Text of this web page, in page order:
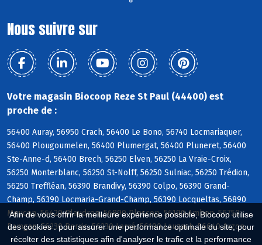
Afin de vous offrir la meilleure expérience possible, Biocoop utilise
des cookies : pour assurer une performance optimale du site, pour
récolter des statistiques afin d'analyser le trafic et la performance
°
Nous suivre sur
Votre magasin Biocoop Reze St Paul (44400) est
proche de :
56400 Auray, 56950 Crach, 56400 Le Bono, 56740 Locmariaquer,
56400 Plougoumelen, 56400 Plumergat, 56400 Pluneret, 56400
Ste-Anne-d, 56400 Brech, 56250 Elven, 56250 La Vraie-Croix,
56250 Monterblanc, 56250 St-Nolff, 56250 Sulniac, 56250 Trédion,
56250 Treffléan, 56390 Brandivy, 56390 Colpo, 56390 Grand-
Champ, 56390 Locmaria-Grand-Champ, 56390 Locqueltas, 56890
Meucon, 56420 Plaudren, 56890 Plescop, 56190 Ambon, 56750
Damgan, 56230 Berric, 56230 Larré, 56190 Lauzach, 56640 Arzon